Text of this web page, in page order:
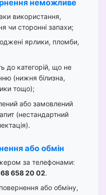
неможливе
використання,
чи сторонні запахи;
ярлики, пломби,
до категорій, що не
(нижня білизна,
тощо);
або замовлений
(нестандартний
або обмін
за телефонами:
658 20 02.
або обміну,